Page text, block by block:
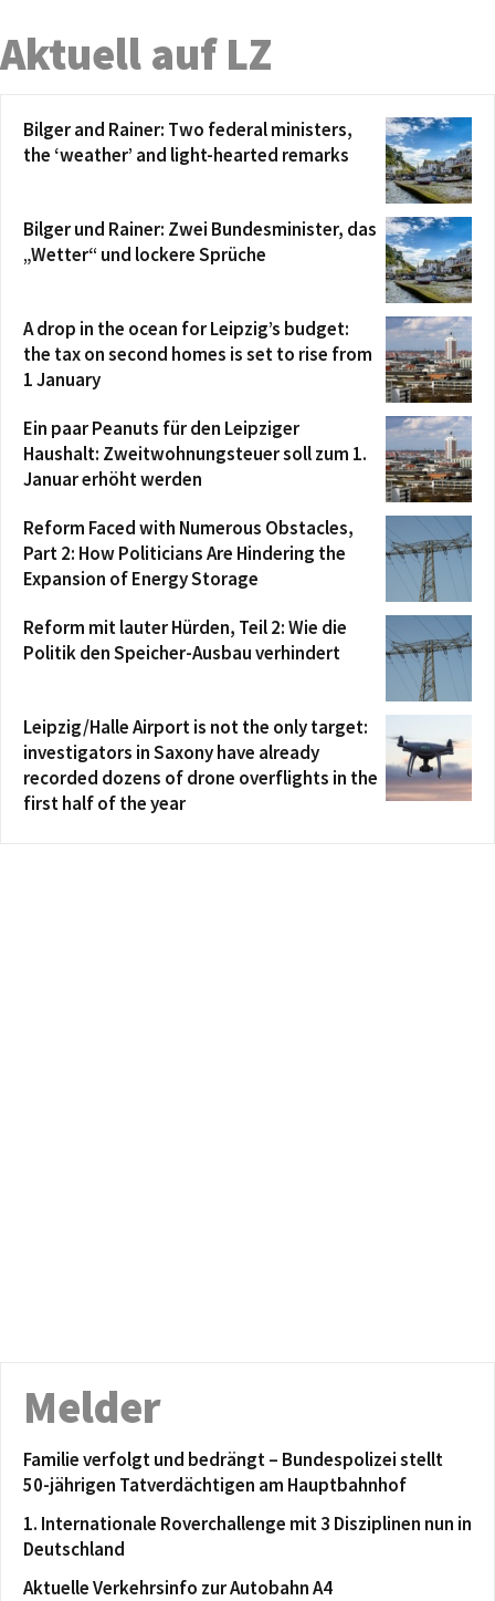
Aktuell auf LZ
Bilger and Rainer: Two federal ministers,
the ‘weather’ and light-hearted remarks
Bilger und Rainer: Zwei Bundesminister, das
„Wetter“ und lockere Sprüche
A drop in the ocean for Leipzig’s budget:
the tax on second homes is set to rise from
1 January
Ein paar Peanuts für den Leipziger
Haushalt: Zweitwohnungsteuer soll zum 1.
Januar erhöht werden
Reform Faced with Numerous Obstacles,
Part 2: How Politicians Are Hindering the
Expansion of Energy Storage
Reform mit lauter Hürden, Teil 2: Wie die
Politik den Speicher-Ausbau verhindert
Leipzig/Halle Airport is not the only target:
investigators in Saxony have already
recorded dozens of drone overflights in the
first half of the year
Melder
Familie verfolgt und bedrängt – Bundespolizei stellt
50-jährigen Tatverdächtigen am Hauptbahnhof
1. Internationale Roverchallenge mit 3 Disziplinen nun in
Deutschland
Aktuelle Verkehrsinfo zur Autobahn A4